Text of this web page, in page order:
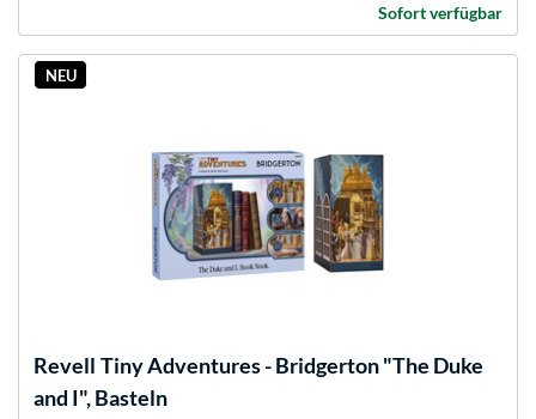
Sofort verfügbar
NEU
Revell Tiny Adventures - Bridgerton "The Duke
and I", Basteln